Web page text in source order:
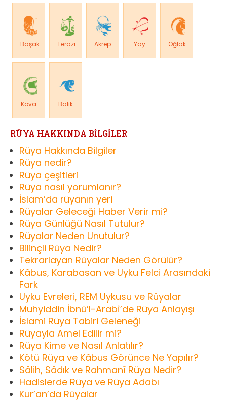
Başak Terazi Akrep Yay Oğlak
Kova Balık
RÜYA HAKKINDA BİLGİLER
Rüya Hakkında Bilgiler
Rüya nedir?
Rüya çeşitleri
Rüya nasıl yorumlanır?
İslam’da rüyanın yeri
Rüyalar Geleceği Haber Verir mi?
Rüya Günlüğü Nasıl Tutulur?
Rüyalar Neden Unutulur?
Bilinçli Rüya Nedir?
Tekrarlayan Rüyalar Neden Görülür?
Kâbus, Karabasan ve Uyku Felci Arasındaki
Fark
Uyku Evreleri, REM Uykusu ve Rüyalar
Muhyiddin İbnü’l-Arabî’de Rüya Anlayışı
İslami Rüya Tabiri Geleneği
Rüyayla Amel Edilir mi?
Rüya Kime ve Nasıl Anlatılır?
Kötü Rüya ve Kâbus Görünce Ne Yapılır?
Sâlih, Sâdık ve Rahmanî Rüya Nedir?
Hadislerde Rüya ve Rüya Adabı
Kur’an’da Rüyalar